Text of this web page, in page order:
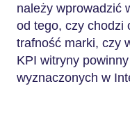
należy wprowadzić
od tego, czy chodzi
trafność marki, czy
KPI witryny
wyznaczonych w